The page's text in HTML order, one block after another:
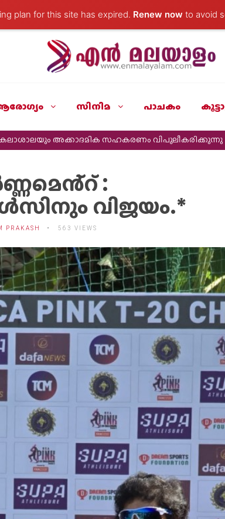
plan for this site has expired. Renew now to avoid
സിനിമ പാചകം
അക്കാദമിക സഹകരണം വിപുലീകരിക്കുന്നു
:
വിജയം.*
PRAKASH 563 VIEWS